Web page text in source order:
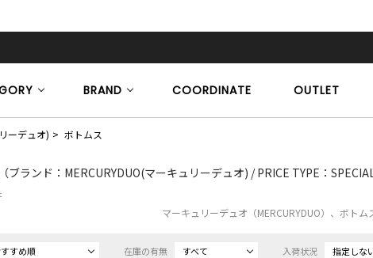
BRAND COORDINATE OUTLET
ーデュオ) ボトムス
（ブランド：MERCURYDUO(マーキュリーデュオ) / PRICE TYPE：SPECIAL
マーキュリーデュオ（MERCURYDUO）、ボトム
すめ順 在庫の有無 すべて 入荷状況 指定しな